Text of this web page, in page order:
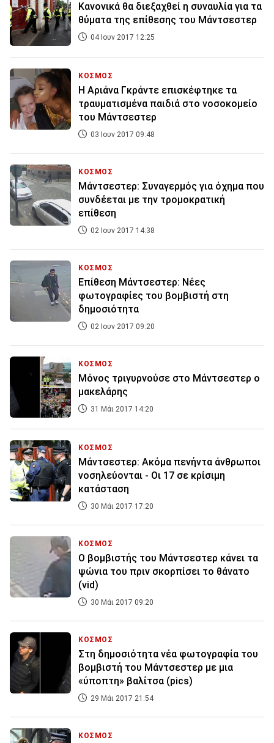
Κανονικά θα διεξαχθεί η συναυλία για τα
θύματα της επίθεσης του Μάντσεστερ
04 Ιουν 2017 12:25
ΚΟΣΜΟΣ
Η Αριάνα Γκράντε επισκέφτηκε τα
τραυματισμένα παιδιά στο νοσοκομείο
του Μάντσεστερ
03 Ιουν 2017 09:48
ΚΟΣΜΟΣ
Μάντσεστερ: Συναγερμός για όχημα που
συνδέεται με την τρομοκρατική
επίθεση
02 Ιουν 2017 14:38
ΚΟΣΜΟΣ
Επίθεση Μάντσεστερ: Νέες
φωτογραφίες του βομβιστή στη
δημοσιότητα
02 Ιουν 2017 09:20
ΚΟΣΜΟΣ
Μόνος τριγυρνούσε στο Μάντσεστερ ο
μακελάρης
31 Μάι 2017 14:20
ΚΟΣΜΟΣ
Μάντσεστερ: Ακόμα πενήντα άνθρωποι
νοσηλεύονται - Οι 17 σε κρίσιμη
κατάσταση
30 Μάι 2017 17:20
ΚΟΣΜΟΣ
Ο βομβιστής του Μάντσεστερ κάνει τα
ψώνια του πριν σκορπίσει το θάνατο
(vid)
30 Μάι 2017 09:20
ΚΟΣΜΟΣ
Στη δημοσιότητα νέα φωτογραφία του
βομβιστή του Μάντσεστερ με μια
«ύποπτη» βαλίτσα (pics)
29 Μάι 2017 21:54
ΚΟΣΜΟΣ